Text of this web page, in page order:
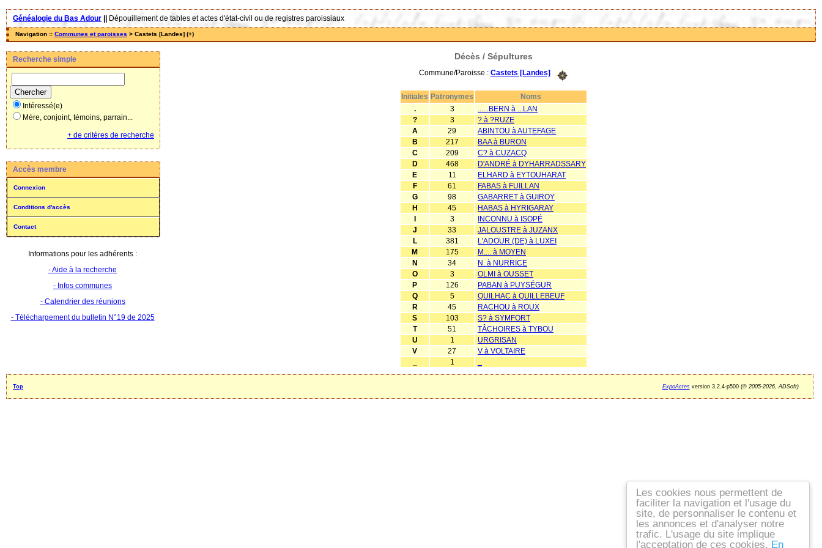
Les cookies nous permettent de
faciliter la navigation et l'usage du
site, de personnaliser le contenu et
les annonces et d'analyser notre
trafic. L'usage du site implique
l'acceptation de ces cookies. En
Généalogie du Bas Adour Dépouillement de tables et actes d'état-civil ou de registres paroissiaux
Navigation :: Communes et paroisses > Castets [Landes] (+)
Recherche simple
Intéressé(e)
Mère, conjoint, témoins, parrain...
+ de critères de recherche
Accès membre
Connexion
Conditions d'accès
Contact
Informations pour les adhérents :
- Aide à la recherche
- Infos communes
- Calendrier des réunions
- Téléchargement du bulletin N°19 de 2025
Décès / Sépultures
Commune/Paroisse : Castets [Landes]
Initiales Patronymes
Noms
.
3
......BERN à ...LAN
?
3
? à ?RUZE
A
29
ABINTOU à AUTEFAGE
B
217
BAA à BURON
C
209
C? à CUZACQ
D
468
D'ANDRÉ à DYHARRADSSARY
E
11
ELHARD à EYTOUHARAT
F
61
FABAS à FUILLAN
G
98
GABARRET à GUIROY
H
45
HABAS à HYRIGARAY
I
3
INCONNU à ISOPÉ
J
33
JALOUSTRE à JUZANX
L
381
L'ADOUR (DE) à LUXEI
M
175
M.... à MOYEN
N
34
N. à NURRICE
O
3
OLMI à OUSSET
P
126
PABAN à PUYSÉGUR
Q
5
QUILHAC à QUILLEBEUF
R
45
RACHOU à ROUX
S
103
S? à SYMFORT
T
51
TÂCHOIRES à TYBOU
U
1
URGRISAN
V
27
V à VOLTAIRE
1
Top ExpoActesversion 3.2.4-p500 (©2005-2026, ADSoft)